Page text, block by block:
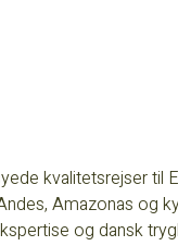
kvalitetsrejser til
Amazonas og
og dansk